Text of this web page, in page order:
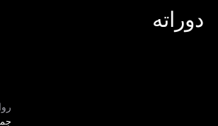
دوراته